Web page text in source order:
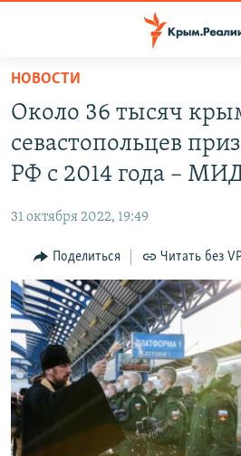
Вернуться
основному
содержанию
Вернутся
главной
навигации
Вернутся
поиску
ГРУЗ 200
11 ЛЕТ ОККУПАЦИИ КРЫМА. 11
ВОДА
ЕЩЕ
ИНТЕРАКТИВ
ИНФОГРАФИКА
ТЕЛЕПРОЕКТ КРЫМ.РЕАЛИИ
СОВЕТЫ ПРАВОЗАЩИТНИКОВ
ПРОПАВШИЕ БЕЗ ВЕСТИ
ПОБЕДИТЕЛЕЙ НЕ СУДЯТ?
РАДІО СВОБОДА
КАК ОБОЙТИ БЛОКИРОВКУ
Українською
Qırımtatar
ПРИСОЕДИНЯЙТЕСЬ!
НОВОСТИ
Около 36 тысяч
севастопольцев
РФ с 2014 года –
31 октября 2022, 19:49
Поделиться Читать без